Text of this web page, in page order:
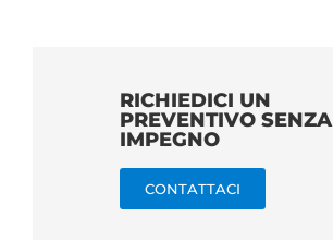
RICHIEDICI UN
PREVENTIVO SENZA
IMPEGNO
CONTATTACI